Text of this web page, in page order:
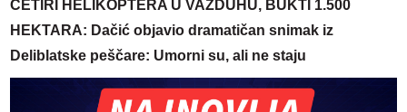
ČETIRI HELIKOPTERA U VAZDUHU, BUKTI 1.500
HEKTARA: Dačić objavio dramatičan snimak iz
Deliblatske peščare: Umorni su, ali ne staju